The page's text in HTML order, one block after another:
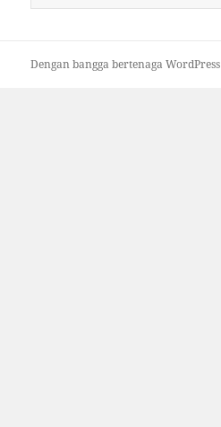
untuk:
Dengan bangga bertenaga WordPress